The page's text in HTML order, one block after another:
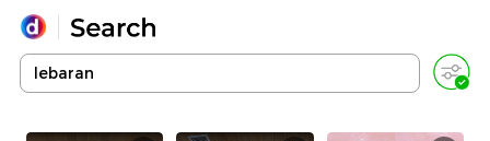
Yang sedang ramai dicari
Loading...